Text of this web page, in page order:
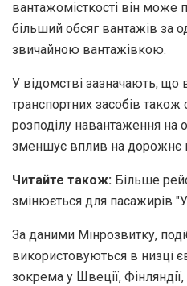
вантажомісткості він може
більший обсяг вантажів за
звичайною вантажівкою.
У відомстві зазначають, що
транспортних засобів
розподілу навантаження на
зменшує вплив на дорожнє
Читайте також: Більше
змінюється для пасажирів
За даними Мінрозвитку,
використовуються в низці
зокрема у Швеції,